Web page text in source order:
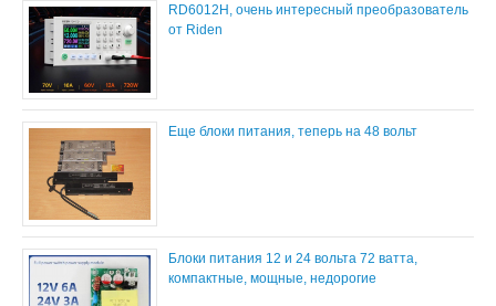
RD6012H, очень интересный преобразователь
от Riden
Еще блоки питания, теперь на 48 вольт
Блоки питания 12 и 24 вольта 72 ватта,
компактные, мощные, недорогие